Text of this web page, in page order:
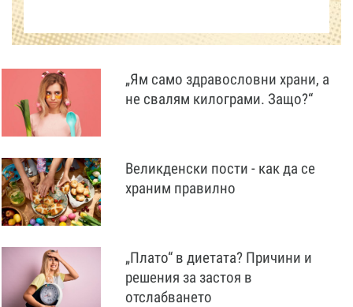
„Ям само здравословни храни, а
не свалям килограми. Защо?“
Великденски пости - как да се
храним правилно
„Плато“ в диетата? Причини и
решения за застоя в
отслабването